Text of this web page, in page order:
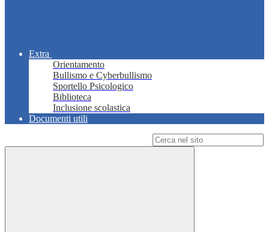
Extra
Orientamento
Bullismo e Cyberbullismo
Sportello Psicologico
Biblioteca
Inclusione scolastica
Documenti utili